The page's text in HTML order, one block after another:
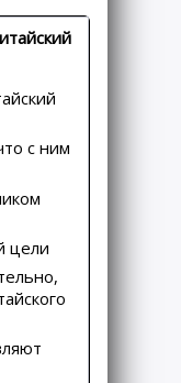
с ним
цели